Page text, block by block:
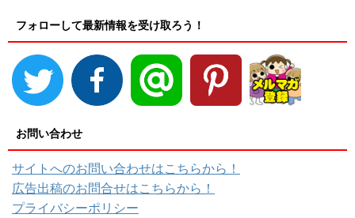
フォローして最新情報を受け取ろう！
お問い合わせ
サイトへのお問い合わせはこちらから！
広告出稿のお問合せはこちらから！
プライバシーポリシー